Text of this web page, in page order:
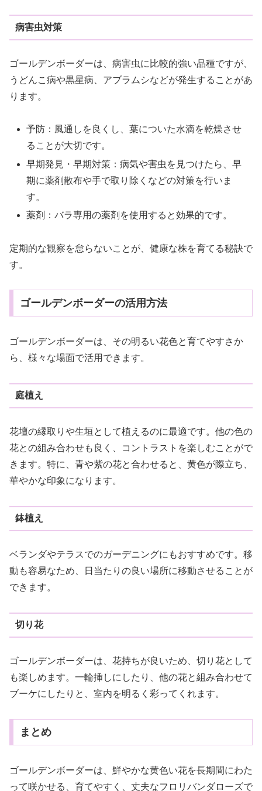
病害虫対策
ゴールデンボーダーは、病害虫に比較的強い品種ですが、
うどんこ病や黒星病、アブラムシなどが発生することがあ
ります。
予防：風通しを良くし、葉についた水滴を乾燥させ
ることが大切です。
早期発見・早期対策：病気や害虫を見つけたら、早
期に薬剤散布や手で取り除くなどの対策を行いま
す。
薬剤：バラ専用の薬剤を使用すると効果的です。
定期的な観察を怠らないことが、健康な株を育てる秘訣で
す。
ゴールデンボーダーの活用方法
ゴールデンボーダーは、その明るい花色と育てやすさか
ら、様々な場面で活用できます。
庭植え
花壇の縁取りや生垣として植えるのに最適です。他の色の
花との組み合わせも良く、コントラストを楽しむことがで
きます。特に、青や紫の花と合わせると、黄色が際立ち、
華やかな印象になります。
鉢植え
ベランダやテラスでのガーデニングにもおすすめです。移
動も容易なため、日当たりの良い場所に移動させることが
できます。
切り花
ゴールデンボーダーは、花持ちが良いため、切り花として
も楽しめます。一輪挿しにしたり、他の花と組み合わせて
ブーケにしたりと、室内を明るく彩ってくれます。
まとめ
ゴールデンボーダーは、鮮やかな黄色い花を長期間にわた
って咲かせる、育てやすく、丈夫なフロリバンダローズで